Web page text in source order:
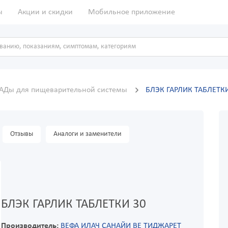
Акции и скидки Мобильное приложение
для пищеварительной системы БЛЭК ГАРЛИК
Отзывы Аналоги и заменители
БЛЭК ГАРЛИК ТАБЛЕТКИ 30
Производитель: ВЕФА ИЛАЧ САНАЙИ ВЕ ТИДЖАРЕТ